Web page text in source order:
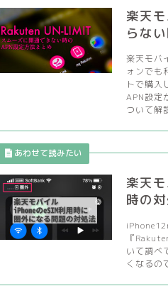
楽天
らな
楽天モバ
ォンでも
トで購入
APN設定
ついて解
楽天
時の
『
いて調べ
くなるの